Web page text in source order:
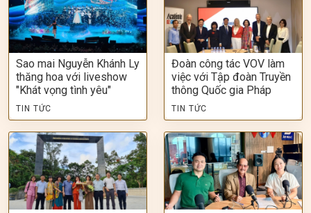
Sao mai Nguyễn Khánh Ly
thăng hoa với liveshow
"Khát vọng tình yêu"
TIN TỨC
Đoàn công tác VOV làm
việc với Tập đoàn Truyền
thông Quốc gia Pháp
TIN TỨC